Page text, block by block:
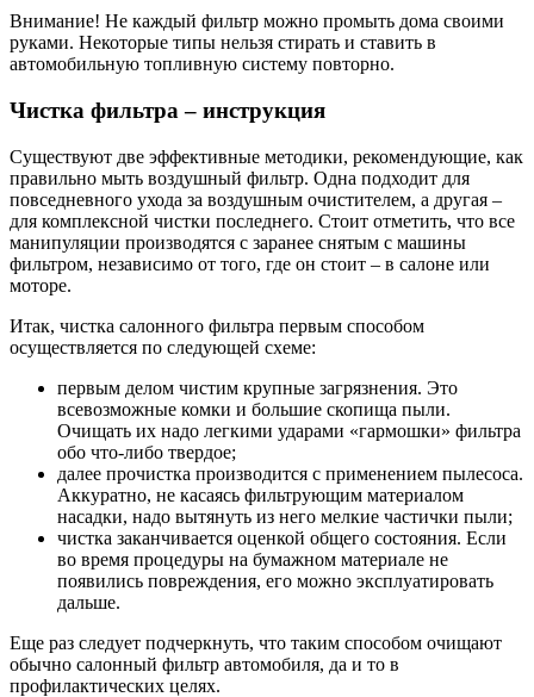
Внимание! Не каждый фильтр можно промыть дома своими
руками. Некоторые типы нельзя стирать и ставить в
автомобильную топливную систему повторно.
Чистка фильтра – инструкция
Существуют две эффективные методики, рекомендующие, как
правильно мыть воздушный фильтр. Одна подходит для
повседневного ухода за воздушным очистителем, а другая –
для комплексной чистки последнего. Стоит отметить, что все
манипуляции производятся с заранее снятым с машины
фильтром, независимо от того, где он стоит – в салоне или
моторе.
Итак, чистка салонного фильтра первым способом
осуществляется по следующей схеме:
первым делом чистим крупные загрязнения. Это
всевозможные комки и большие скопища пыли.
Очищать их надо легкими ударами «гармошки» фильтра
обо что-либо твердое;
далее прочистка производится с применением пылесоса.
Аккуратно, не касаясь фильтрующим материалом
насадки, надо вытянуть из него мелкие частички пыли;
чистка заканчивается оценкой общего состояния. Если
во время процедуры на бумажном материале не
появились повреждения, его можно эксплуатировать
дальше.
Еще раз следует подчеркнуть, что таким способом очищают
обычно салонный фильтр автомобиля, да и то в
профилактических целях.